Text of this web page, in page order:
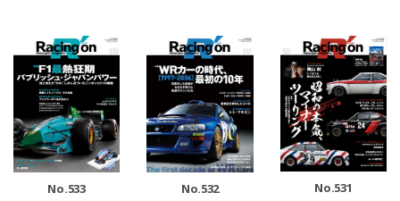
No.533 No.532 No.531